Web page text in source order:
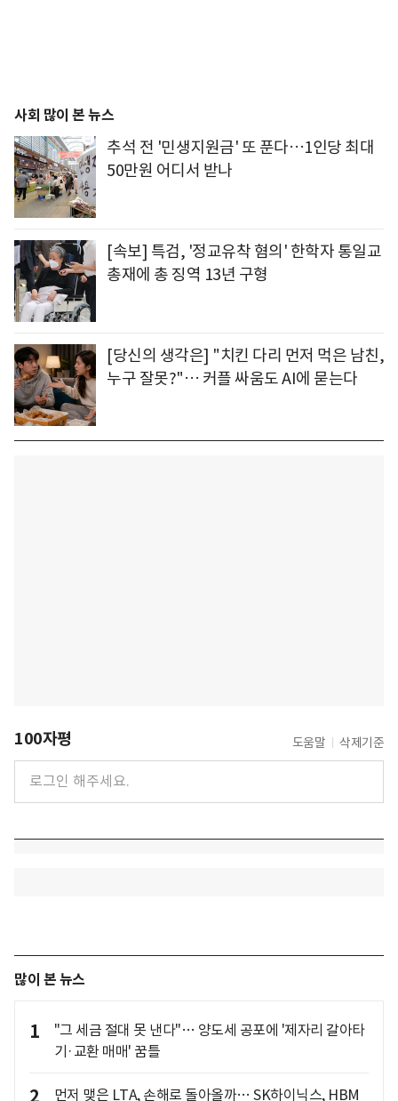
사회 많이 본 뉴스
추석 전 '민생지원금' 또 푼다…1인당 최대
50만원 어디서 받나
[속보] 특검, '정교유착 혐의' 한학자 통일교
총재에 총 징역 13년 구형
[당신의 생각은] "치킨 다리 먼저 먹은 남친,
누구 잘못?"… 커플 싸움도 AI에 묻는다
100자평 도움말 삭제기준
많이 본 뉴스
1
"그 세금 절대 못 낸다"… 양도세 공포에 '제자리 갈아타
기·교환 매매' 꿈틀
먼저 맺은 LTA, 손해로 돌아올까… SK하이닉스, HBM